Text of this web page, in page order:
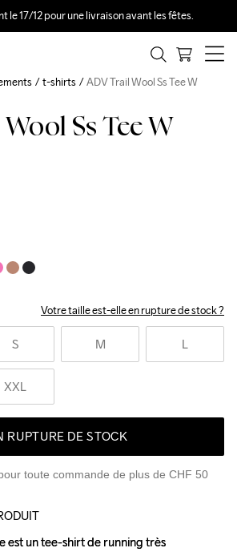
le 17/12 pour une livraison avant les fêtes.
Ss Tee W
Votre taille est-elle en rupture de stock ?
S M L
XXL
RUPTURE DE STOCK
toute commande de plus de CHF 50
t-shirts ADV Trail Wool Ss Tee W
est un tee-shirt de running très
est un tee-shirt de running très